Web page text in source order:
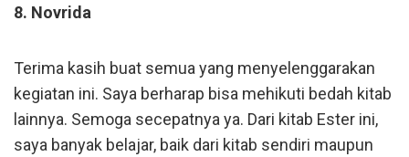
8. Novrida
Terima kasih buat semua yang menyelenggarakan
kegiatan ini. Saya berharap bisa mehikuti bedah kitab
lainnya. Semoga secepatnya ya. Dari kitab Ester ini,
saya banyak belajar, baik dari kitab sendiri maupun